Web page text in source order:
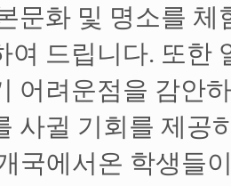
문화 및 명소를 체
여 드립니다. 또한
어려운점을 감안
사귈 기회를 제공
국에서온 학생들